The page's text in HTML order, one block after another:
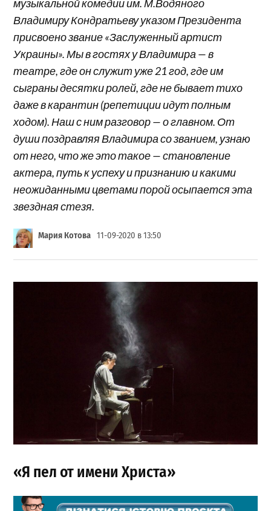
музыкальной комедии им. М.Водяного
Владимиру Кондратьеву указом Президента
присвоено звание «Заслуженный артист
Украины». Мы в гостях у Владимира — в
театре, где он служит уже 21 год, где им
сыграны десятки ролей, где не бывает тихо
даже в карантин (репетиции идут полным
ходом). Наш с ним разговор — о главном. От
души поздравляя Владимира со званием, узнаю
от него, что же это такое — становление
актера, путь к успеху и признанию и какими
неожиданными цветами порой осыпается эта
звездная стезя.
Мария Котова 11-09-2020 в 13:50
«Я пел от имени Христа»